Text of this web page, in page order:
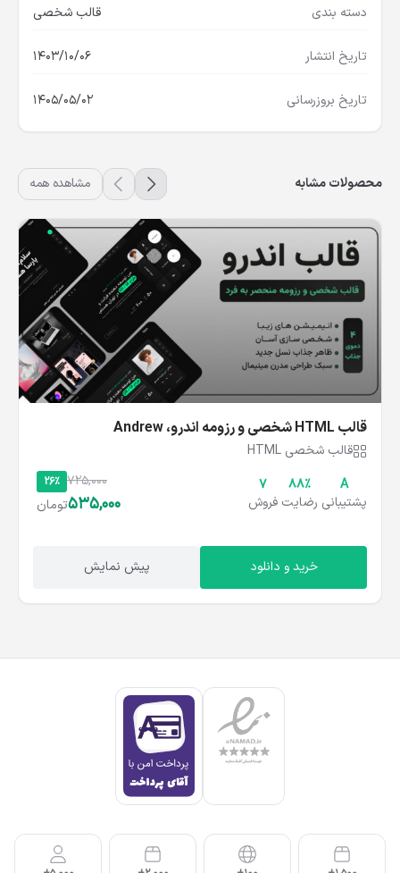
دسته بندی قالب شخصی
تاریخ انتشار 1403/10/06
تاریخ بروزرسانی 1405/05/02
محصولات مشابه مشاهده همه
قالب HTML شخصی و رزومه اندرو، Andrew
قالب شخصی HTML
A
پشتیبانی
۸۸%
رضایت
7
فروش
26% 725,000
535,000تومان
خرید و دانلود پیش نمایش